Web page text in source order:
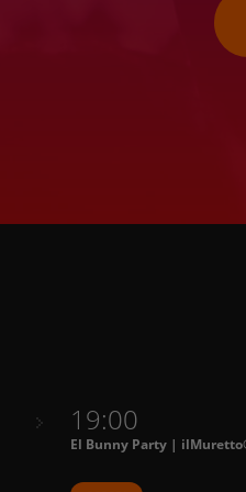
19:00
El Bunny Party |